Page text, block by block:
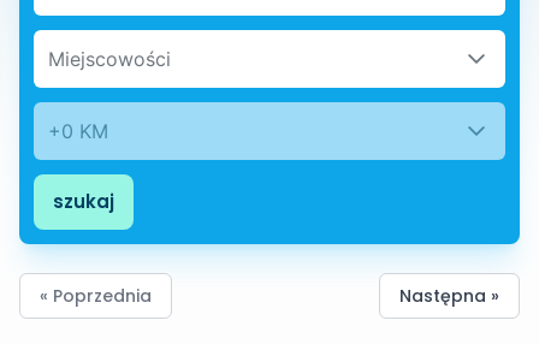
Noc Świętojańska
Sylwester
Wakacje
Walentynki
Wielkanoc
Miejscowości
+0 KM
szukaj
« Poprzednia Następna »